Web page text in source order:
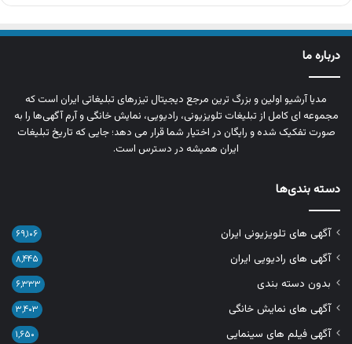
درباره ما
مدیا آرشیو اولین و بزرگ‌ ترین مرجع دیجیتال تیزرهای تبلیغاتی ایران است که
مجموعه‌ ای کامل از تبلیغات تلویزیونی، رادیویی، نمایش خانگی و آرم‌ آگهی‌ها را به‌
صورت تفکیک‌ شده و رایگان در اختیار شما قرار می‌ دهد؛ جایی که تاریخ تبلیغات
ایران همیشه در دسترس است.
دسته بندی‌ها
آگهی های تلویزیونی ایران ۶۹,۱۰۶
آگهی های رادیویی ایران ۸,۴۴۵
بدون دسته بندی ۶,۳۳۳
آگهی های نمایش خانگی ۳,۴۰۳
آگهی فیلم های سینمایی ۱,۶۵۰